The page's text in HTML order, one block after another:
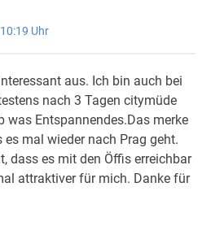
Uhr
aus. Ich bin auch bei
nach 3 Tagen citymüde
was Entspannendes.Das merke
mal wieder nach Prag geht.
dass es mit den Öffis erreichbar
attraktiver für mich. Danke für